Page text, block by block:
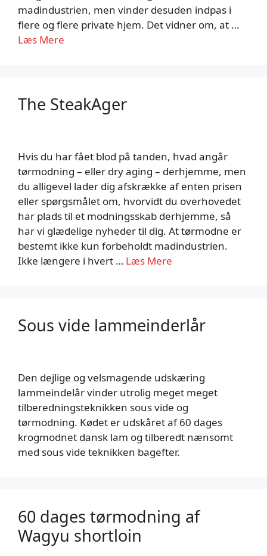
madindustrien, men vinder desuden indpas i
flere og flere private hjem. Det vidner om, at …
Læs Mere
The SteakAger
Hvis du har fået blod på tanden, hvad angår
tørmodning – eller dry aging – derhjemme, men
du alligevel lader dig afskrække af enten prisen
eller spørgsmålet om, hvorvidt du overhovedet
har plads til et modningsskab derhjemme, så
har vi glædelige nyheder til dig. At tørmodne er
bestemt ikke kun forbeholdt madindustrien.
Ikke længere i hvert … Læs Mere
Sous vide lammeinderlår
Den dejlige og velsmagende udskæring
lammeindelår vinder utrolig meget meget
tilberedningsteknikken sous vide og
tørmodning. Kødet er udskåret af 60 dages
krogmodnet dansk lam og tilberedt nænsomt
med sous vide teknikken bagefter.
60 dages tørmodning af
Wagyu shortloin